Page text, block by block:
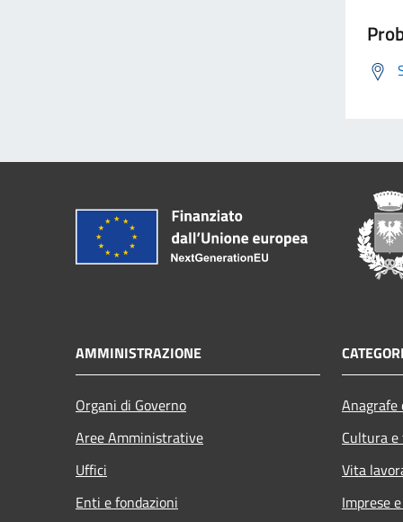
AMMINISTRAZIONE
Organi di Governo
Aree Amministrative
Uffici
Enti e fondazioni
Cultura
Vita
Imprese